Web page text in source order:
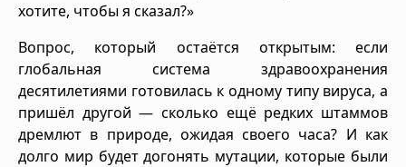
хотите, чтобы я сказал?»
Вопрос, который остаётся открытым: если
глобальная система здравоохранения
десятилетиями готовилась к одному типу вируса, а
пришёл другой — сколько ещё редких штаммов
дремлют в природе, ожидая своего часа? И как
долго мир будет догонять мутации, которые были